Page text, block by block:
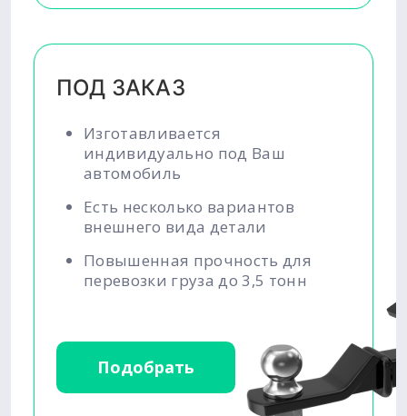
ПОД ЗАКАЗ
Изготавливается
индивидуально под Ваш
автомобиль
Есть несколько вариантов
внешнего вида детали
Повышенная прочность для
перевозки груза до 3,5 тонн
Подобрать